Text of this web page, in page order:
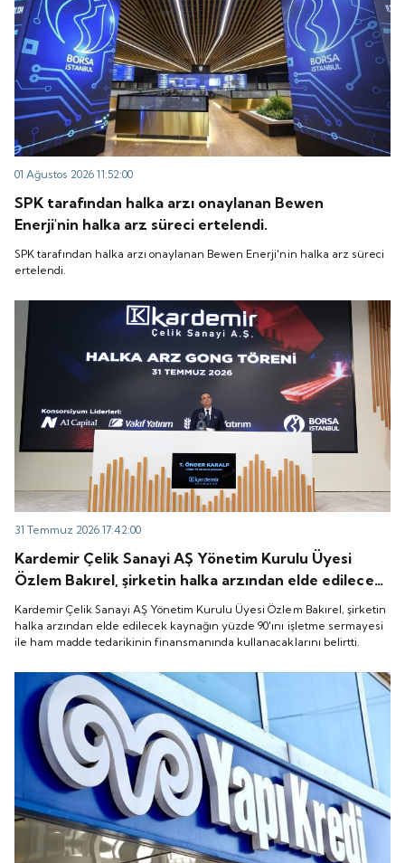
01 Ağustos 2026 11:52:00
SPK tarafından halka arzı onaylanan Bewen
Enerji'nin halka arz süreci ertelendi.
SPK tarafından halka arzı onaylanan Bewen Enerji'nin halka arz süreci
ertelendi.
31 Temmuz 2026 17:42:00
Kardemir Çelik Sanayi AŞ Yönetim Kurulu Üyesi
Özlem Bakırel, şirketin halka arzından elde edilecek
kaynağın yüzde 90'ını işletme sermayesi ile ham
madde tedarikinin finansmanında kullanacaklarını
belirtti.
Kardemir Çelik Sanayi AŞ Yönetim Kurulu Üyesi Özlem Bakırel, şirketin
halka arzından elde edilecek kaynağın yüzde 90'ını işletme sermayesi
ile ham madde tedarikinin finansmanında kullanacaklarını belirtti.